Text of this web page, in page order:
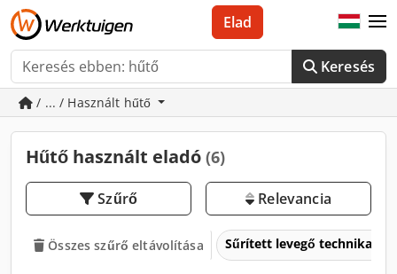
Keresés
Elad
/ ... / Használt hűtő
Hűtő használt eladó (6)
Szűrő Relevancia
Összes szűrő eltávolítása Sűrített levegő technika